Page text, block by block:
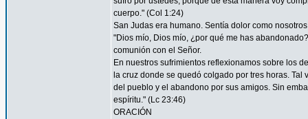
cuerpo." (Col 1:24)
San Judas era humano. Sentía dolor como
"Dios mío, Dios mío, ¿por qué me has
comunión con el Señor.
En nuestros sufrimientos reflexionamos sobre los
la cruz donde se quedó colgado por tres horas.
del pueblo y el abandono por sus amigos. Sin
espíritu." (Lc 23:46)
ORACIÓN